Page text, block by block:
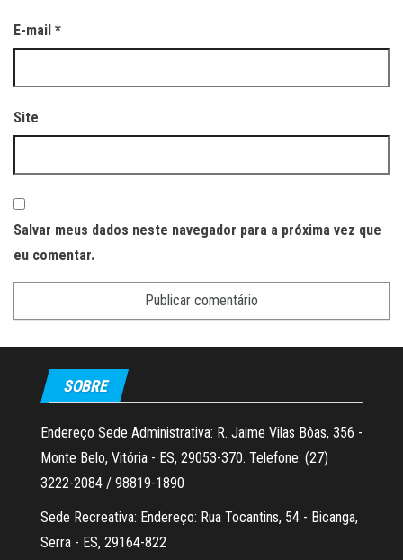
E-mail *
Site
Salvar meus dados neste navegador para a próxima vez que
eu comentar.
SOBRE
Endereço Sede Administrativa: R. Jaime Vilas Bôas, 356 -
Monte Belo, Vitória - ES, 29053-370. Telefone: (27)
3222-2084 / 98819-1890
Sede Recreativa: Endereço: Rua Tocantins, 54 - Bicanga,
Serra - ES, 29164-822